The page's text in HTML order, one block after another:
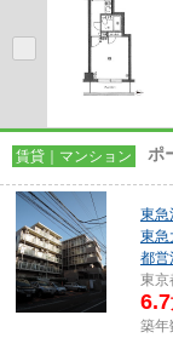
賃貸｜マンション ポ
東急
東急
都営
東京
6.7
築年